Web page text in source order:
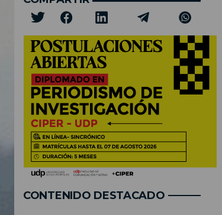
CONTENIDO DESTACADO